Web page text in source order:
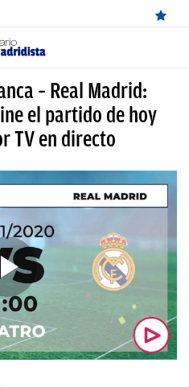
– Real Madrid:
el partido de hoy
TV en directo